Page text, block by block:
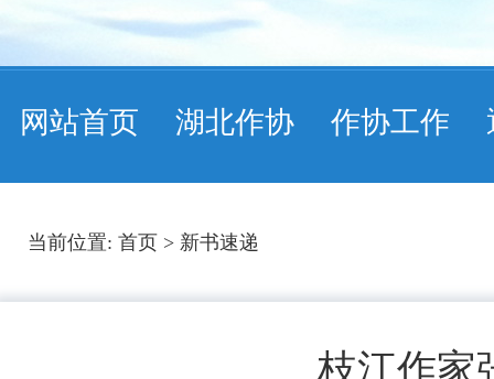
网站首页 湖北作协 作协工作
当前位置: 首页 > 新书速递
枝江作家